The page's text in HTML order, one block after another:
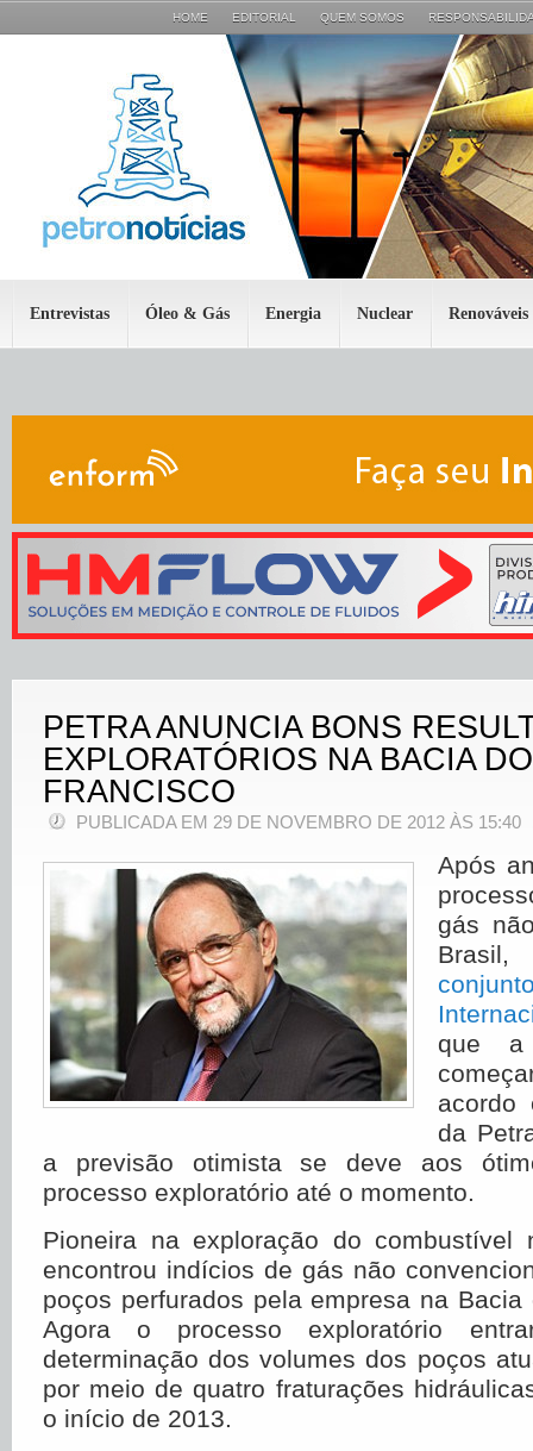
HOME EDITORIAL QUEM SOMOS
Entrevistas Óleo & Gás Energia Nuclear Renováveis
PETRA ANUNCIA BONS
EXPLORATÓRIOS NA BACIA
FRANCISCO
PUBLICADA EM 29 DE NOVEMBRO DE 2012 ÀS 15:40
Após
gás
que a
acordo
da
a previsão otimista se deve aos
processo exploratório até o momento.
Pioneira na exploração do combustível
encontrou indícios de gás não
poços perfurados pela empresa na
Agora o processo exploratório
determinação dos volumes dos poços
por meio de quatro fraturações
o início de 2013.